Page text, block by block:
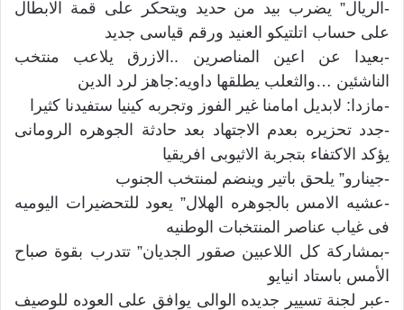
-الريال” يضرب بيد من حديد ويتحكر على قمة الابطال
على حساب اتلتيكو العنيد ورقم قياسى جديد
-بعيدا عن اعين المناصرين ..الازرق يلاعب منتخب
الناشئين …والثعلب يطلقها داويه:جاهز لرد الدين
-مازدا: لابديل امامنا غير الفوز وتجربه كينيا ستفيدنا كثيرا
-جدد تحزيره بعدم الاجتهاد بعد حادثة الجوهره الرومانى
يؤكد الاكتفاء بتجربة الاثيوبى افريقيا
-جينارو” يلحق باتير وينضم لمنتخب الجنوب
-عشيه الامس بالجوهره الهلال” يعود للتحضيرات اليوميه
فى غياب عناصر المنتخبات الوطنيه
-بمشاركة كل اللاعبين صقور الجديان” تتدرب بقوة صباح
الأمس باستاد انيايو
-عبر لجنة تسيير جديده الوالى يوافق على العوده للوصيف